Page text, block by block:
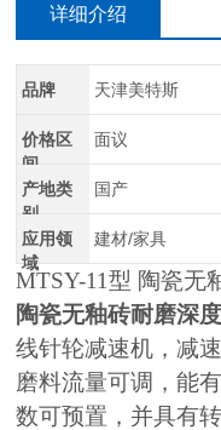
详细介绍
品牌 天津美特斯
价格区
间
面议
产地类
别
国产
应用领
域
建材/家具
MTSY-11型 陶瓷无
陶瓷无釉砖耐磨深
线针轮减速机，减
磨料流量可调，能
数可预置，并具有